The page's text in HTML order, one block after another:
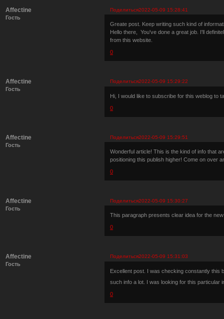
Поделиться2022-05-09 15:28:41
Affectine
Гость
Greate post. Keep writing such kind of
Hello there, You've done a great job. I'll
from this website.
0
Поделиться2022-05-09 15:29:22
Affectine
Гость
Hi, I would like to subscribe for this weblog to
0
Поделиться2022-05-09 15:29:51
Affectine
Гость
Wonderful article! This is the kind of info that
positioning this publish higher! Come on over
0
Поделиться2022-05-09 15:30:27
Affectine
Гость
This paragraph presents clear idea for the
0
Поделиться2022-05-09 15:31:03
Affectine
Гость
Excellent post. I was checking constantly this
such info a lot. I was looking for this particular
0